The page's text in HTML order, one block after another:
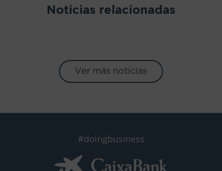
Noticias relacionadas
Ver más noticias
#doingbusiness